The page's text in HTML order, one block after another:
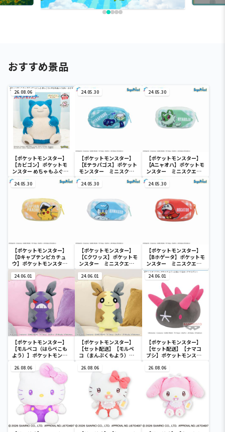
おすすめ景品
26.08.06
【ポケットモンスター】
【カビゴン】ポケットモ
ンスター めちゃもふぐっ
と ほっこりいやされぬい
ぐるみ～カビゴン～
24.05.30
【ポケットモンスター】
【Eテラパゴス】ポケット
モンスター ミニスクエ
アポーチ
24.05.30
【ポケットモンスター】
【Aニャオハ】ポケットモ
ンスター ミニスクエア
ポーチ
24.05.30
【ポケットモンスター】
【Dキャプテンピカチュ
ウ】ポケットモンスタ
ー ミニスクエアポーチ
24.05.30
【ポケットモンスター】
【Cクワッス】ポケットモ
ンスター ミニスクエア
ポーチ
24.05.30
【ポケットモンスター】
【Bホゲータ】ポケットモ
ンスター ミニスクエア
ポーチ
24.06.01
【ポケットモンスター】
【モルペコ（はらぺこも
よう）】ポケットモンス
ター めちゃもふぐっとぬ
いぐるみ～モルペコ（は
らぺこもよう）～
24.06.01
【ポケットモンスター】
【セット配送】【モルペ
コ（まんぷくもよう）】
ゃもふぐっとぬいぐるみ
～モルペコ（まんぷくも
24.06.01
【ポケットモンスター】
【セット配送】【ナマコ
ブシ】ポケットモンスタ
ぐるみ～ナマコブシ～
26.08.06 26.08.06 26.08.06